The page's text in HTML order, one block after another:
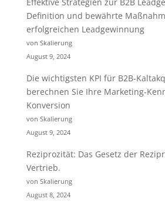
Definition und bewährte
erfolgreichen Leadgewinnung
von Skalierung
August 9, 2024
Die wichtigsten KPI für B2B-
berechnen Sie Ihre Marketing-
Konversion
von Skalierung
August 9, 2024
Reziprozität: Das Gesetz der
Vertrieb.
von Skalierung
August 8, 2024